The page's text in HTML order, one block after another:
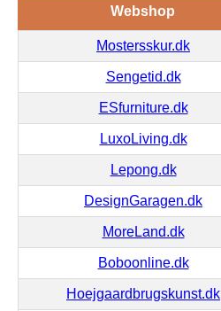
Webshop
Mostersskur.dk
Sengetid.dk
ESfurniture.dk
LuxoLiving.dk
Lepong.dk
DesignGaragen.dk
MoreLand.dk
Boboonline.dk
Hoejgaardbrugskunst.dk